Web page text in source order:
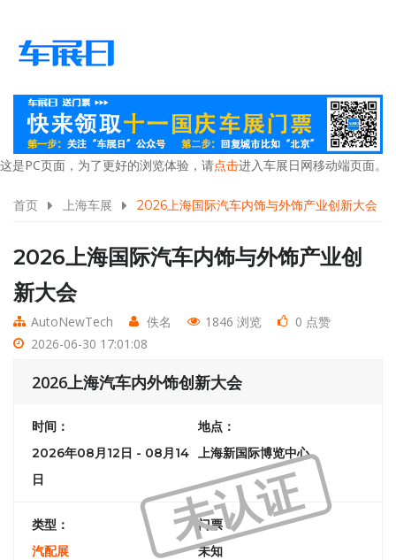
这是PC页面，为了更好的浏览体验，请点击进入车展日网移动端页面。
首页 上海车展 2026上海国际汽车内饰与外饰产业创新大会
2026上海国际汽车内饰与外饰产业创
新大会
AutoNewTech 佚名 1846 浏览
0 点赞
2026-06-30 17:01:08
2026上海汽车内外饰创新大会
未认证
时间：
2026年08月12日 - 08月14
日
地点：
上海新国际博览中心
类型：
汽配展
门票：
未知